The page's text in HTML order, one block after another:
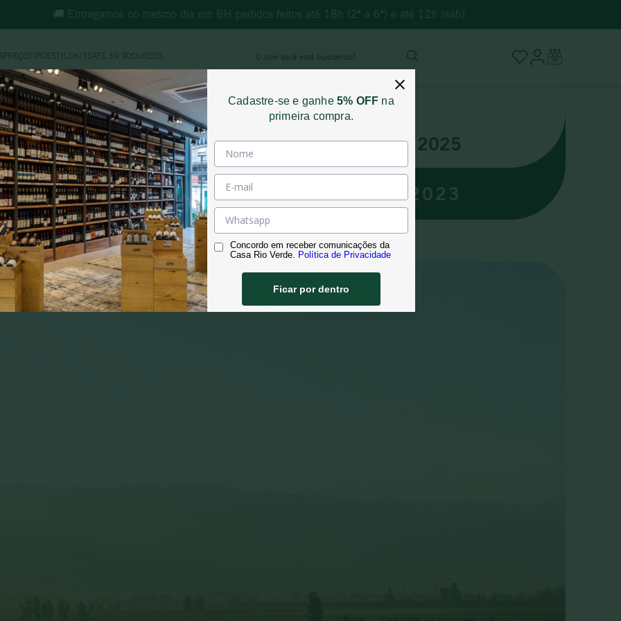
🚚 Entregamos no mesmo dia em BH pedidos feitos até 18h (2ª a 6ª) e até 12h (sab)
PREÇOTIPO ESTILO KITS ATÉ 59,90 CURSOS
Platinum Agosto 2025
SELECTED BLOCKS CARMENERE 2023
MAIS BUSCADOS
ana
tinto
lona
Cadastre-se e ganhe5% OFF na
primeira compra.
Concordo em receber comunicações da
Casa Rio Verde. Política de Privacidade
Ficar por dentro